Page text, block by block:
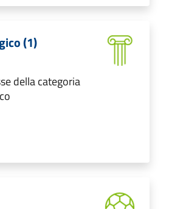
(1)
della categoria